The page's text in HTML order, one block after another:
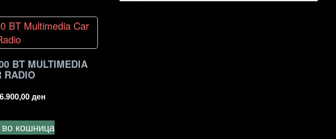
BT MULTIMEDIA
RADIO
ден
во кошница